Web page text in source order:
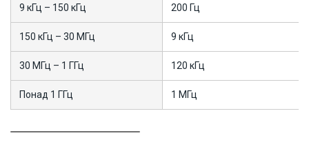
9 кГц – 150 кГц 200 Гц
150 кГц – 30 МГц 9 кГц
30 МГц – 1 ГГц 120 кГц
Понад 1 ГГц 1 МГц